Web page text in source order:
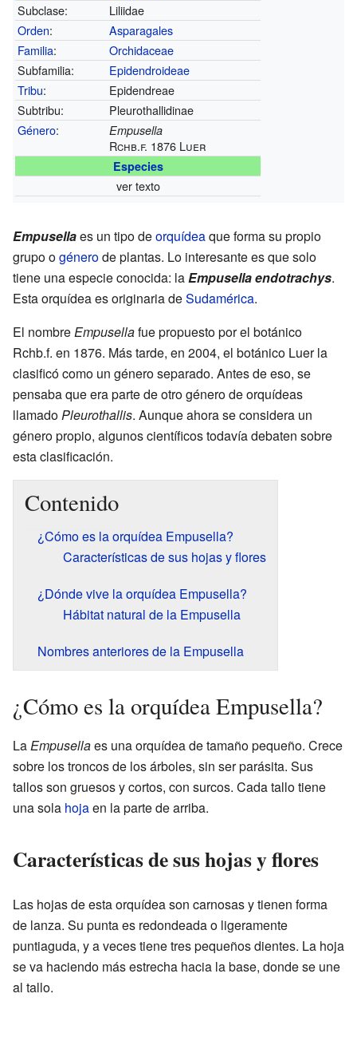
Subclase:
Liliidae
Orden:
Asparagales
Familia:
Orchidaceae
Subfamilia:
Epidendroideae
Tribu:
Epidendreae
Subtribu:
Pleurothallidinae
Género: Empusella
Rchb.f. 1876 Luer
Especies
ver texto
Empusellaes un tipo deorquídeaque forma su propio
grupo ogénerode plantas. Lo interesante es que solo
tiene una especie conocida: laEmpusella endotrachys.
Esta orquídea es originaria deSudamérica.
El nombreEmpusellafue propuesto por el botánico
Rchb.f. en 1876. Más tarde, en 2004, el botánico Luer la
clasificó como un género separado. Antes de eso, se
pensaba que era parte de otro género de orquídeas
llamadoPleurothallis. Aunque ahora se considera un
género propio, algunos científicos todavía debaten sobre
esta clasificación.
Contenido
¿Cómo es la orquídea Empusella?
Características de sus hojas y flores
¿Dónde vive la orquídea Empusella?
Hábitat natural de la Empusella
Nombres anteriores de la Empusella
¿Cómo es la orquídea Empusella?
LaEmpusellaes una orquídea de tamaño pequeño. Crece
sobre los troncos de los árboles, sin ser parásita. Sus
tallos son gruesos y cortos, con surcos. Cada tallo tiene
una sola hojaen la parte de arriba.
Características de sus hojas y flores
Las hojas de esta orquídea son carnosas y tienen forma
de lanza. Su punta es redondeada o ligeramente
puntiaguda, y a veces tiene tres pequeños dientes. La hoja
se va haciendo más estrecha hacia la base, donde se une
al tallo.